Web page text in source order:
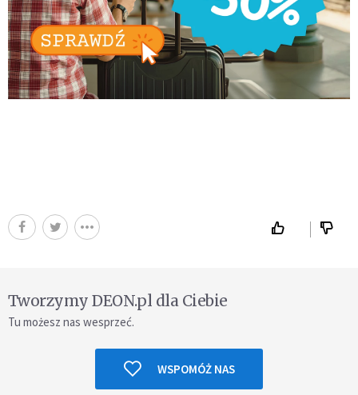
Tworzymy DEON.pl dla Ciebie
Tu możesz nas wesprzeć.
WSPOMÓŻ NAS